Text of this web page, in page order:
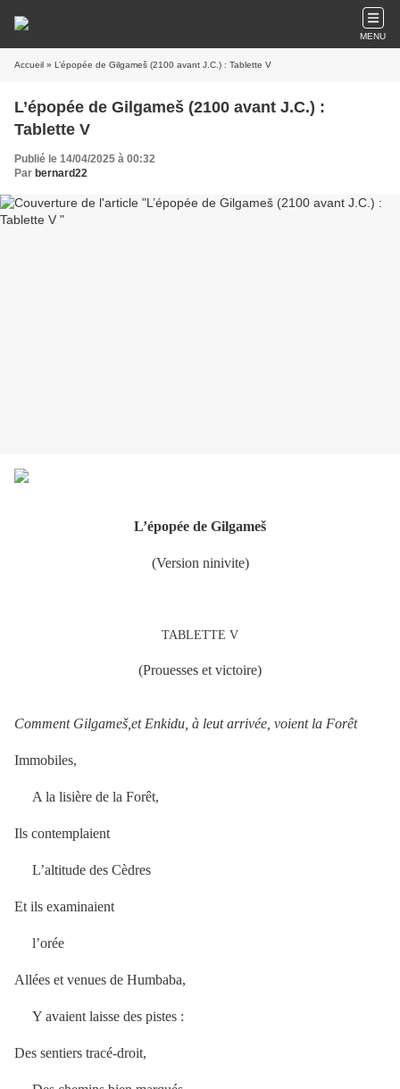
MENU
Accueil » L’épopée de Gilgameš (2100 avant J.C.) : Tablette V
L’épopée de Gilgameš (2100 avant J.C.) :
Tablette V
Publié le 14/04/2025 à 00:32
Par bernard22
L’épopée de Gilgameš
(Version ninivite)
TABLETTE V
(Prouesses et victoire)
Comment Gilgameš,et Enkidu, à leut arrivée, voient la Forêt
Immobiles,
A la lisière de la Forêt,
Ils contemplaient
L’altitude des Cèdres
Et ils examinaient
l’orée
Allées et venues de Humbaba,
Y avaient laisse des pistes :
Des sentiers tracé-droit,